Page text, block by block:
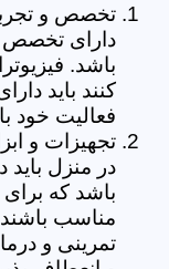
تخصص و
دارای تخصص
باشد.
کنند باید
فعالیت خود
تجهیزات و
در منزل باید
باشد که برای
مناسب
تمرینی و